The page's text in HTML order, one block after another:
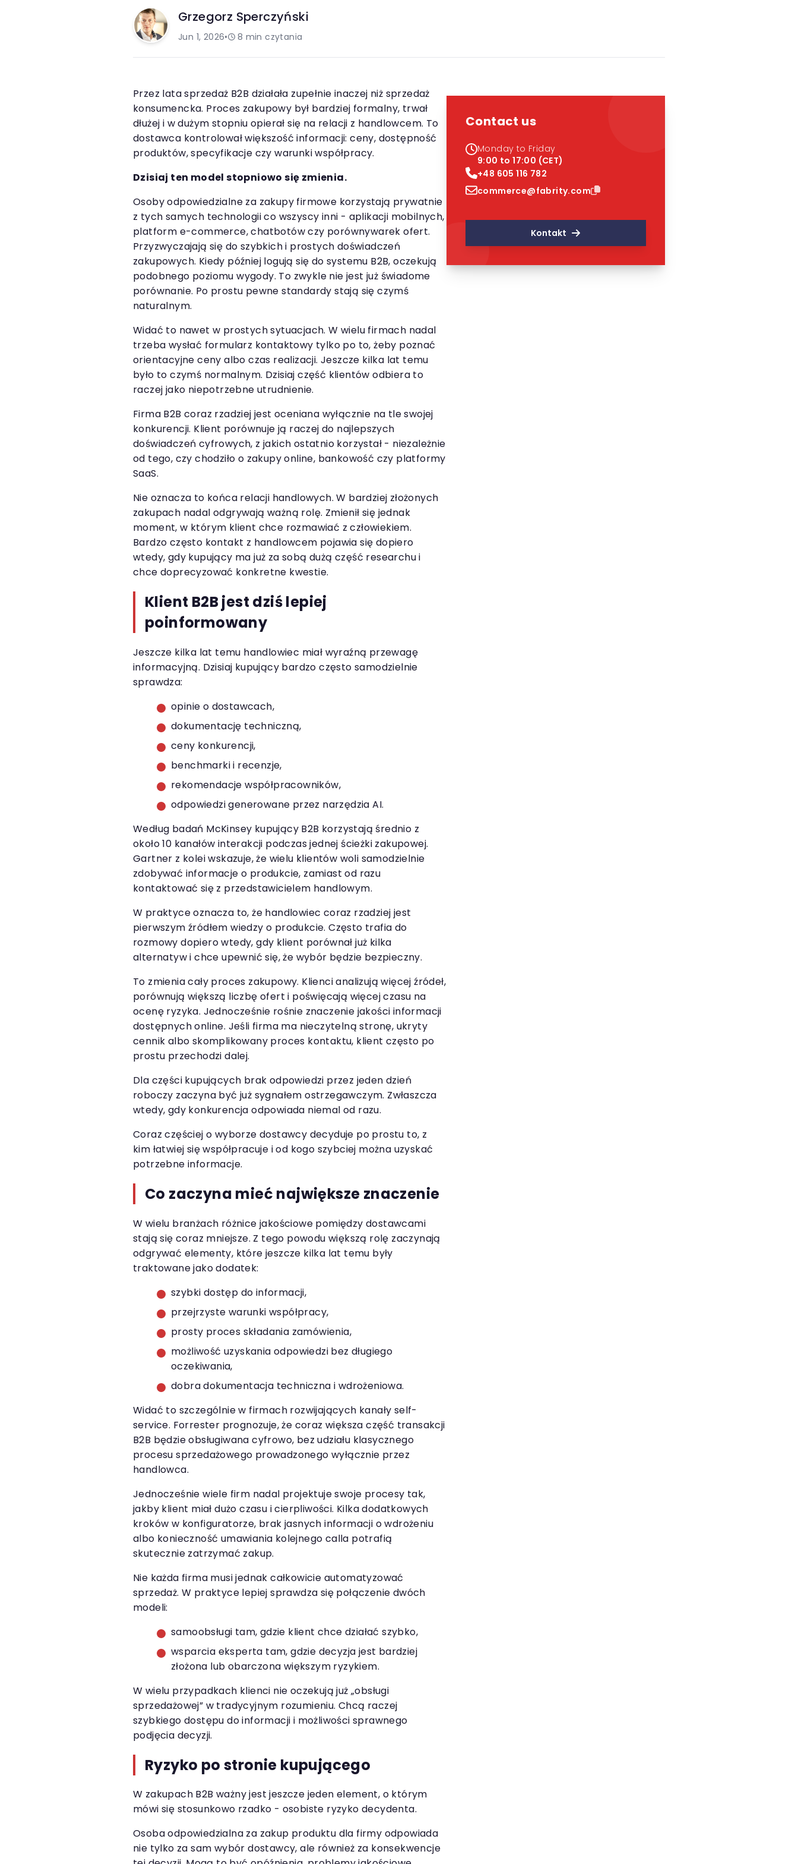
Grzegorz Sperczyński
Jun 1, 2026• 8 min czytania
Przez lata sprzedaż B2B działała zupełnie inaczej niż sprzedaż
konsumencka. Proces zakupowy był bardziej formalny, trwał
dłużej i w dużym stopniu opierał się na relacji z handlowcem. To
dostawca kontrolował większość informacji: ceny, dostępność
produktów, specyfikacje czy warunki współpracy.
Dzisiaj ten model stopniowo się zmienia.
Osoby odpowiedzialne za zakupy firmowe korzystają prywatnie
z tych samych technologii co wszyscy inni - aplikacji mobilnych,
platform e-commerce, chatbotów czy porównywarek ofert.
Przyzwyczajają się do szybkich i prostych doświadczeń
zakupowych. Kiedy później logują się do systemu B2B, oczekują
podobnego poziomu wygody. To zwykle nie jest już świadome
porównanie. Po prostu pewne standardy stają się czymś
naturalnym.
Widać to nawet w prostych sytuacjach. W wielu firmach nadal
trzeba wysłać formularz kontaktowy tylko po to, żeby poznać
orientacyjne ceny albo czas realizacji. Jeszcze kilka lat temu
było to czymś normalnym. Dzisiaj część klientów odbiera to
raczej jako niepotrzebne utrudnienie.
Firma B2B coraz rzadziej jest oceniana wyłącznie na tle swojej
konkurencji. Klient porównuje ją raczej do najlepszych
doświadczeń cyfrowych, z jakich ostatnio korzystał - niezależnie
od tego, czy chodziło o zakupy online, bankowość czy platformy
SaaS.
Nie oznacza to końca relacji handlowych. W bardziej złożonych
zakupach nadal odgrywają ważną rolę. Zmienił się jednak
moment, w którym klient chce rozmawiać z człowiekiem.
Bardzo często kontakt z handlowcem pojawia się dopiero
wtedy, gdy kupujący ma już za sobą dużą część researchu i
chce doprecyzować konkretne kwestie.
Klient B2B jest dziś lepiej
poinformowany
Jeszcze kilka lat temu handlowiec miał wyraźną przewagę
informacyjną. Dzisiaj kupujący bardzo często samodzielnie
sprawdza:
opinie o dostawcach,
dokumentację techniczną,
ceny konkurencji,
benchmarki i recenzje,
rekomendacje współpracowników,
odpowiedzi generowane przez narzędzia AI.
Według badań McKinsey kupujący B2B korzystają średnio z
około 10 kanałów interakcji podczas jednej ścieżki zakupowej.
Gartner z kolei wskazuje, że wielu klientów woli samodzielnie
zdobywać informacje o produkcie, zamiast od razu
kontaktować się z przedstawicielem handlowym.
W praktyce oznacza to, że handlowiec coraz rzadziej jest
pierwszym źródłem wiedzy o produkcie. Często trafia do
rozmowy dopiero wtedy, gdy klient porównał już kilka
alternatyw i chce upewnić się, że wybór będzie bezpieczny.
To zmienia cały proces zakupowy. Klienci analizują więcej źródeł,
porównują większą liczbę ofert i poświęcają więcej czasu na
ocenę ryzyka. Jednocześnie rośnie znaczenie jakości informacji
dostępnych online. Jeśli firma ma nieczytelną stronę, ukryty
cennik albo skomplikowany proces kontaktu, klient często po
prostu przechodzi dalej.
Dla części kupujących brak odpowiedzi przez jeden dzień
roboczy zaczyna być już sygnałem ostrzegawczym. Zwłaszcza
wtedy, gdy konkurencja odpowiada niemal od razu.
Coraz częściej o wyborze dostawcy decyduje po prostu to, z
kim łatwiej się współpracuje i od kogo szybciej można uzyskać
potrzebne informacje.
Co zaczyna mieć największe znaczenie
W wielu branżach różnice jakościowe pomiędzy dostawcami
stają się coraz mniejsze. Z tego powodu większą rolę zaczynają
odgrywać elementy, które jeszcze kilka lat temu były
traktowane jako dodatek:
szybki dostęp do informacji,
przejrzyste warunki współpracy,
prosty proces składania zamówienia,
możliwość uzyskania odpowiedzi bez długiego
oczekiwania,
dobra dokumentacja techniczna i wdrożeniowa.
Widać to szczególnie w firmach rozwijających kanały self-
service. Forrester prognozuje, że coraz większa część transakcji
B2B będzie obsługiwana cyfrowo, bez udziału klasycznego
procesu sprzedażowego prowadzonego wyłącznie przez
handlowca.
Jednocześnie wiele firm nadal projektuje swoje procesy tak,
jakby klient miał dużo czasu i cierpliwości. Kilka dodatkowych
kroków w konfiguratorze, brak jasnych informacji o wdrożeniu
albo konieczność umawiania kolejnego calla potrafią
skutecznie zatrzymać zakup.
Nie każda firma musi jednak całkowicie automatyzować
sprzedaż. W praktyce lepiej sprawdza się połączenie dwóch
modeli:
samoobsługi tam, gdzie klient chce działać szybko,
wsparcia eksperta tam, gdzie decyzja jest bardziej
złożona lub obarczona większym ryzykiem.
W wielu przypadkach klienci nie oczekują już „obsługi
sprzedażowej” w tradycyjnym rozumieniu. Chcą raczej
szybkiego dostępu do informacji i możliwości sprawnego
podjęcia decyzji.
Ryzyko po stronie kupującego
W zakupach B2B ważny jest jeszcze jeden element, o którym
mówi się stosunkowo rzadko - osobiste ryzyko decydenta.
Osoba odpowiedzialna za zakup produktu dla firmy odpowiada
nie tylko za sam wybór dostawcy, ale również za konsekwencje
Contact us
Monday to Friday
9:00 to 17:00 (CET)
+48 605 116 782
commerce@fabrity.com
Kontakt